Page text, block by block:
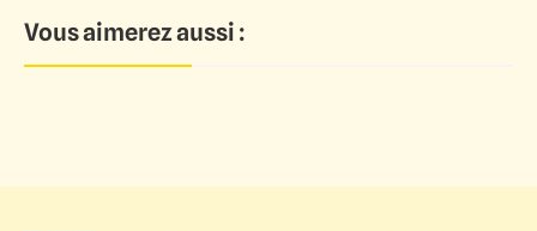
Vous aimerez aussi :